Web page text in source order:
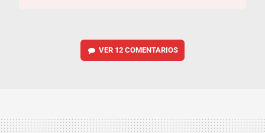
VER 12 COMENTARIOS